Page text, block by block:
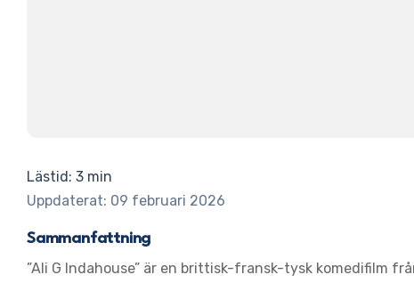
Lästid: 3 min
Uppdaterat: 09 februari 2026
Sammanfattning
”Ali G Indahouse” är en brittisk-fransk-tysk komedifilm